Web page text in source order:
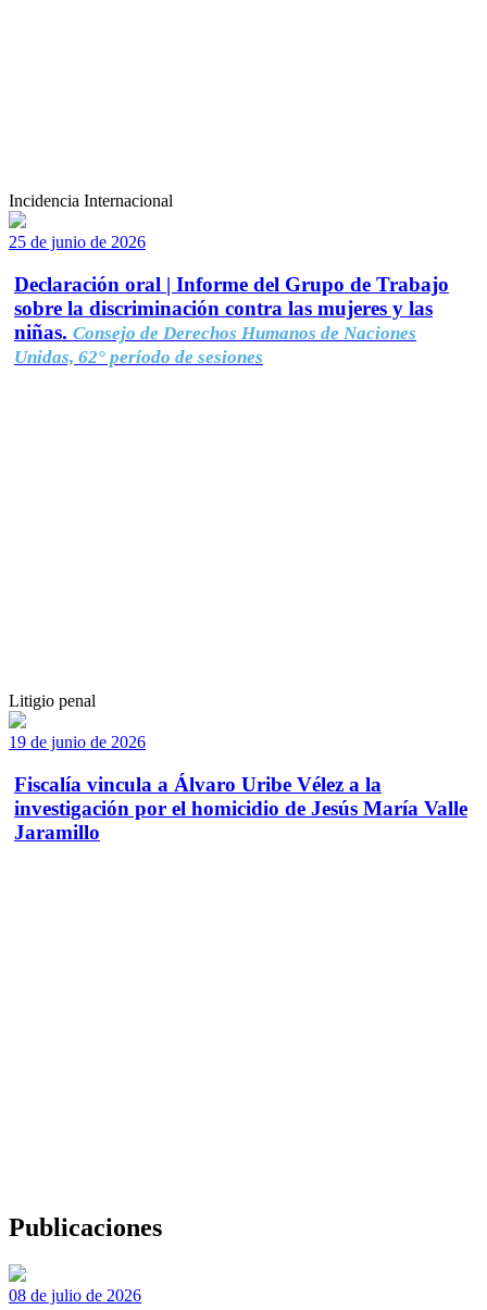
Incidencia Internacional
25 de junio de 2026
Declaración oral | Informe del Grupo de Trabajo
sobre la discriminación contra las mujeres y las
niñas. Consejo de Derechos Humanos de Naciones
Unidas, 62° período de sesiones
Litigio penal
19 de junio de 2026
Fiscalía vincula a Álvaro Uribe Vélez a la
investigación por el homicidio de Jesús María Valle
Jaramillo
Publicaciones
08 de julio de 2026